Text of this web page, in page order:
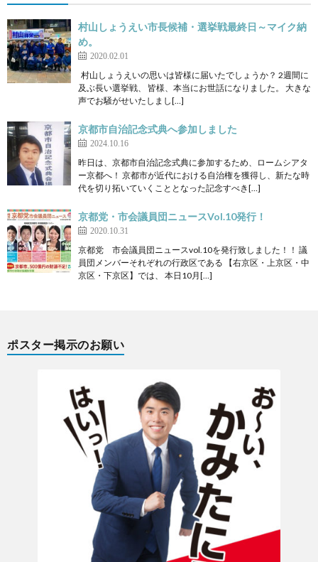
村山しょうえい市長候補・選挙戦最終日～マイク納
め。
2020.02.01
村山しょうえいの思いは皆様に届いたでしょうか？ 2週間に
及ぶ長い選挙戦、 皆様、本当にお世話になりました。 大きな
声でお騒がせいたしまし[…]
京都市自治記念式典へ参加しました
2024.10.16
昨日は、京都市自治記念式典に参加するため、ロームシアタ
ー京都へ！ 京都市が近代における自治権を獲得し、新たな時
代を切り拓いていくこととなった記念すべき[…]
京都党・市会議員団ニュースVol.10発行！
2020.10.31
京都党 市会議員団ニュースvol.10を発行致しました！！ 議
員団メンバーそれぞれの行政区である 【右京区・上京区・中
京区・下京区】では、 本日10月[…]
ポスター掲示のお願い